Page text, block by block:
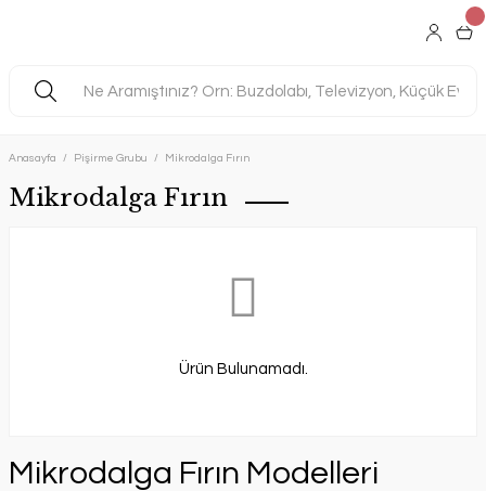
Anasayfa Pişirme Grubu Mikrodalga Fırın
Mikrodalga Fırın
Ürün Bulunamadı.
Mikrodalga Fırın Modelleri